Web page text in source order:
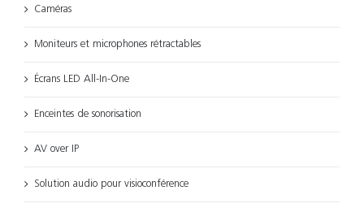
Caméras
Moniteurs et microphones rétractables
Écrans LED All-In-One
Enceintes de sonorisation
AV over IP
Solution audio pour visioconférence